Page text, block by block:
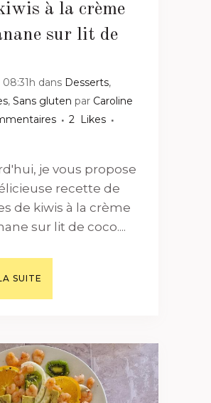
à la crème
sur lit de
dans Desserts,
, Sans gluten par Caroline
2 Likes
je vous propose
recette de
de kiwis à la crème
sur lit de coco....
SUITE